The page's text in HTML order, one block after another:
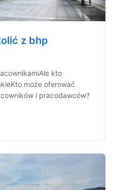
z bhp
kto
może oferować
i pracodawców?